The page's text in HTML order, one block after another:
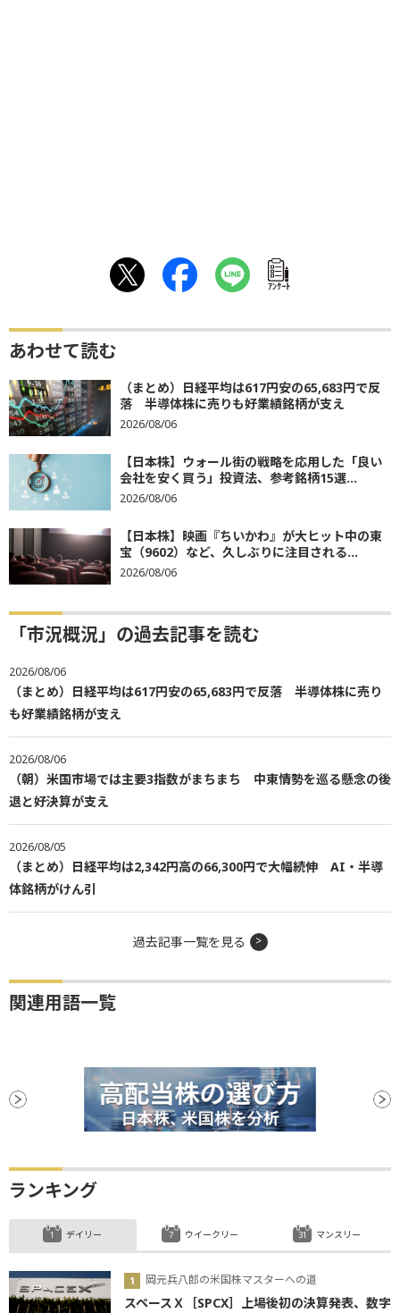
ｱﾝｹｰﾄ
あわせて読む
（まとめ）日経平均は617円安の65,683円で反
落 半導体株に売りも好業績銘柄が支え
2026/08/06
【日本株】ウォール街の戦略を応用した「良い
会社を安く買う」投資法、参考銘柄15選...
2026/08/06
【日本株】映画『ちいかわ』が大ヒット中の東
宝（9602）など、久しぶりに注目される...
2026/08/06
「市況概況」の過去記事を読む
2026/08/06
（まとめ）日経平均は617円安の65,683円で反落 半導体株に売り
も好業績銘柄が支え
2026/08/06
（朝）米国市場では主要3指数がまちまち 中東情勢を巡る懸念の後
退と好決算が支え
2026/08/05
（まとめ）日経平均は2,342円高の66,300円で大幅続伸 AI・半導
体銘柄がけん引
過去記事一覧を見る
関連用語一覧
ランキング
デイリー
岡元兵八郎の米国株マスターへの道
スペースＸ［SPCX］上場後初の決算発表、数字
ウイークリー マンスリー